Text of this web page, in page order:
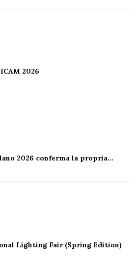
2026
2026 conferma la propria…
Lighting Fair (Spring Edition)